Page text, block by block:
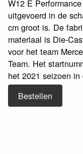
W12 E
uitgevoerd in de
cm groot is. De
materiaal is Die-
voor het team
Team. Het
het 2021 seizoen
Bestellen